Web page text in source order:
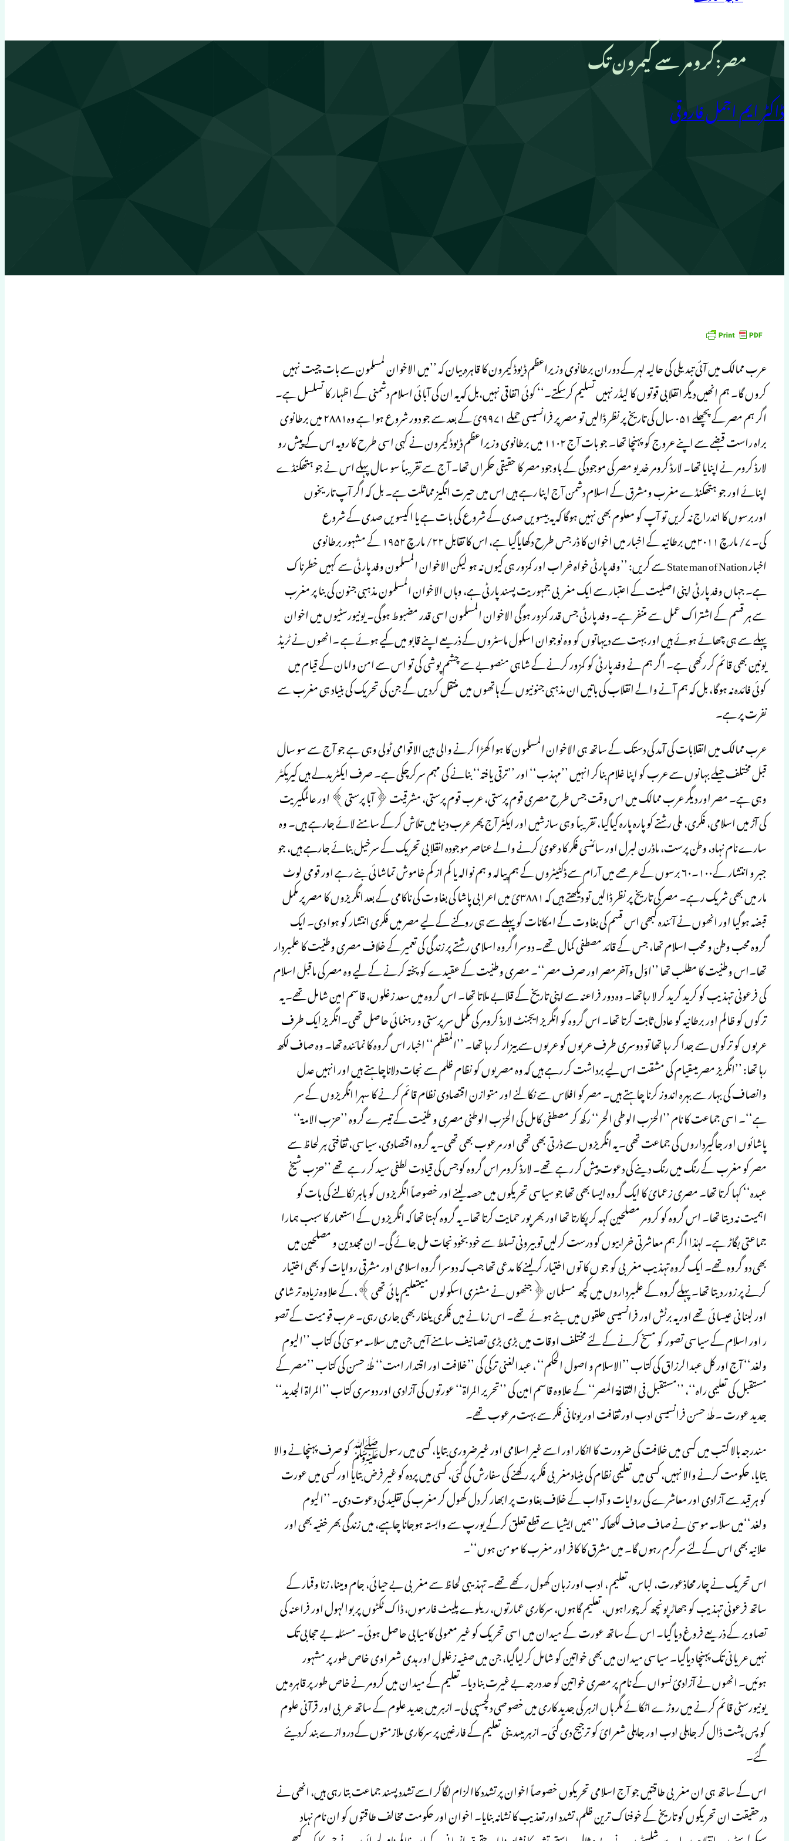
مصر:کرومر سے کیمرون تک
ڈاکٹر ایم اجمل فاروقی
عرب ممالک میں آئی تبدیلی کی حالیہ لہر کے دوران برطانوی وزیراعظم ڈیوڈ کیمرون کا قاہرہ بیان کہ ’’میں الاخوان لمسلمون سے بات چیت نہیں
کروں گا۔ ہم انھیں دیگر انقلابی قوتوں کا لیڈر نہیں تسلیم کرسکتے۔‘‘ کوئی اتفاقی نہیں،بل کہ یہ ان کی آبائی اسلام دشمنی کے اظہار کا تسلسل ہے۔
اگر ہم مصر کے پچھلے ۰۵۱ سال کی تاریخ پر نظر ڈالیں تو مصر پر فرانسیسی حملے ۹۹۷۱ئ کے بعد سے جو دور شروع ہوا ہے وہ۲۸۸۱ میں برطانوی
براہ راست قبضے سے اپنے عروج کو پہنچا تھا۔ جو بات آج ۱۱۰۲ میں برطانوی وزیراعظم ڈیوڈ کیمرون نے کہی اسی طرح کا رویہ اس کے پیش رو
لارڈ کرومر نے اپنایا تھا۔ لارڈ کرومر خدیو مصر کی موجودگی کے باوجود مصر کا حقیقی حکمراں تھا۔ آج سے تقریباً سو سال پہلے اس نے جو ہتھکنڈے
اپنائے اور جو ہتھکنڈے مغرب ومشرق کے اسلام دشمن آج اپنا رہے ہیں اس میں حیرت انگیز مماثلت ہے۔ بل کہ اگر آپ تاریخوں
اوربرسوں کا اندراج نہ کریں تو آپ کو معلوم بھی نہیں ہوگا کہ یہ بیسویں صدی کے شروع کی بات ہے یا اکیسویں صدی کے شروع
کی۔ ۷/ مارچ ۲۰۱۱میں برطانیہ کے اخبار میں اخوان کا ڈر جس طرح دکھایاگیا ہے، اس کا تقابل ۲۲/ مارچ ۱۹۵۲ کے مشہور برطانوی
اخبار State man of Nation سے کریں: ’’وفد پارٹی خواہ خراب اور کمزور ہی کیوں نہ ہو لیکن الاخوان المسلمون وفد پارٹی سے کہیں خطرناک
ہے۔ جہاں وفد پارٹی اپنی اصلیت کے اعتبار سے ایک مغربی جمہوریت پسند پارٹی ہے، وہاں الاخوان المسلمون مذہبی جنون کی بنا پر مغرب
سے ہر قسم کے اشتراک عمل سے متنفر ہے۔ وفد پارٹی جس قدر کمزور ہوگی الاخوان المسلمون اسی قدر مضبوط ہوگی۔ یونیورسٹیوں میں اخوان
پہلے سے ہی چھائے ہوئے ہیں اور بہت سے دیہاتوں کو وہ نوجوان اسکول ماسٹروں کے ذریعے اپنے قابو میں کیے ہوئے ہے ۔انھوں نے ٹریڈ
یونین بھی قائم کر رکھی ہے۔ اگر ہم نے وفد پارٹی کو کمزور کرنے کے شاہی منصوبے سے چشم پوشی کی تو اس سے امن وامان کے قیام میں
کوئی فائدہ نہ ہوگا، بل کہ ہم آنے والے انقلاب کی باتیں ان مذہبی جنونیوں کے ہاتھوں میں منتقل کردیں گے جن کی تحریک کی بنیاد ہی مغرب سے
نفرت پر ہے۔
عرب ممالک میں انقلابات کی آمد کی دستک کے ساتھ ہی الاخوان المسلمون کا ہوا کھڑا کرنے والی بین الاقوامی ٹولی وہی ہے جو آج سے سو سال
قبل مختلف حیلے بہانوں سے عرب کو اپنا غلام بناکر انہیں ’’مہذب‘‘ اور ’’ترقی یافتہ‘‘ بنانے کی مہم سرکرچکی ہے۔ صرف ایکٹر بدلے ہیں کیریکٹر
وہی ہے۔ مصر اور دیگر عرب ممالک میں اس وقت جس طرح مصری قوم پرستی، عرب قوم پرستی، مشرقیت ﴿آبا پرستی﴾ اور عالمگیریت
کی آڑ میں اسلامی، فکری، ملی رشتے کو پارہ پارہ کیاگیا، تقریباً وہی سازشیں اور ایکٹر آج پھر عرب دنیا میں تلاش کرکے سامنے لائے جارہے ہیں۔ وہ
سارے نام نہاد، وطن پرست، ماڈرن لبرل اور سائنسی فکر کا دعویٰ کرنے والے عناصر موجودہ انقلابی تحریک کے سرخیل بنائے جارہے ہیں، جو
جبر و انتشار کے۱۰۰۔۶۰ برسوں کے عرصے میں آرام سے ڈکٹیٹروں کے ہم پیالہ و ہم نوالہ یا کم از کم خاموش تماشائی بنے رہے اور قومی لوٹ
مار میں بھی شریک رہے۔ مصر کی تاریخ پر نظر ڈالیں تو دیکھتے ہیں کہ ۳۸۸۱ئ میں اعرابی پاشا کی بغاوت کی ناکامی کے بعد انگریزوں کا مصر پر مکمل
قبضہ ہوگیا اور انھوں نے آئندہ کبھی اس قسم کی بغاوت کے امکانات کو پہلے سے ہی روکنے کے لیے مصر میں فکری انتشار کو ہوا دی۔ ایک
گروہ محب وطن و محب اسلام تھا، جس کے قائد مصطفی کمال تھے۔ دوسرا گروہ اسلامی رشتے پر زندگی کی تعمیر کے خلاف مصری وطنیت کا علمبردار
تھا۔اس وطنیت کا مطلب تھا ’’اوّل وآخرمصر اور صرف مصر‘‘۔ مصری وطنیت کے عقیدے کو پختہ کرنے کے لیے وہ مصر کی ماقبل اسلام
کی فرعونی تہذیب کو کرید کرید کر لا رہاتھا۔ وہ دور فراعنہ سے اپنی تاریخ کے قلابے ملاتا تھا۔ اس گروہ میں سعد زغلوں، قاسم امین شامل تھے۔ یہ
ترکوں کو ظالم اور برطانیہ کو عادل ثابت کرتا تھا۔ اس گروہ کو انگریز ایجنٹ لارڈ کرومر کی مکمل سرپرستی و رہنمائی حاصل تھی۔انگریز ایک طرف
عربوں کو ترکوں سے جدا کر رہا تھا تو دوسری طرف عربوں کو عربوں سے بیزار کر رہا تھا۔ ’’المقطم‘‘ اخبار اس گروہ کا نمائندہ تھا۔ وہ صاف لکھ
رہا تھا: ’’انگریز مصر میںقیام کی مشقت اس لیے برداشت کر رہے ہیں کہ وہ مصریوں کو نظام ظلم سے نجات دلاناچاہتے ہیں اور انہیں عدل
وانصاف کی بہار سے بہرہ اندوز کرنا چاہتے ہیں۔ مصر کو افلاس سے نکالنے اور متوازن اقتصادی نظام قائم کرنے کا سہرا انگریزوں کے سر
ہے‘‘۔ اسی جماعت کا نام ’’الحزب الوطی الحر‘‘ رکھ کر مصطفی کامل کی الحزب الوطنی مصری و طنیت کے تیسرے گروہ ’’حزب الامۃ‘‘
پاشائوں اور جاگیرداروں کی جماعت تھی۔ یہ انگریزوں سے ڈرتی بھی تھی اور مرعوب بھی تھی۔ یہ گروہ اقتصادی، سیاسی، ثقافتی ہر لحاظ سے
مصر کو مغرب کے رنگ میں رنگ دینے کی دعوت پیش کر رہے تھے۔ لارڈ کرومر اس گروہ کوجس کی قیادت لطفی سید کر رہے تھے ’’حزب شیخ
عبدہ‘‘ کہا کرتا تھا۔ مصری زعمائ کا ایک گروہ ایسا بھی تھا جو سیاسی تحریکوں میں حصہ لینے اور خصوصاً انگریزوں کو باہر نکالنے کی بات کو
اہمیت نہ دیتا تھا۔ اس گروہ کو کرومر مصلحین کہہ کر پکارتا تھا اور بھرپور حمایت کرتا تھا۔ یہ گروہ کہتا تھا کہ انگریزوں کے استعمار کا سبب ہمارا
جماعتی بگاڑ ہے۔ لہٰذا اگر ہم معاشرتی خرابیوں کو درست کرلیں تو بیرونی تسلط سے خود بخود نجات مل جائے گی۔ ان مجددین و مصلحین میں
بھی دو گروہ تھے۔ ایک گروہ تہذیب مغربی کو جو ں کا توں اختیار کرلینے کا مدعی تھا جب کہ دوسرا گروہ اسلامی اور مشرقی روایات کو بھی اختیار
کرنے پر زور دیتا تھا۔ پہلے گروہ کے علمبرداروں میں کچھ مسلمان ﴿جنھوں نے مشنری اسکولوں میںتعلیم پائی تھی﴾، کے علاوہ زیادہ تر شامی
اور لبنانی عیسائی تھے اور یہ برٹش اور فرانسیسی حلقوں میں بٹے ہوئے تھے۔ اس زمانے میں فکری یلغار بھی جاری رہی۔ عرب قومیت کے تصو
ر اور اسلام کے سیاسی تصور کو مسخ کرنے کے لئے مختلف اوقات میں بڑی بڑی تصانیف سامنے آئیں جن میں سلاسہ موسیٰ کی کتاب ’’الیوم
ولغد‘‘ آج اور کل عبدالرزاق کی کتاب ’’الاسلام و اصول الحکم‘‘ ، عبدالغنی ترکی کی ’’خلافت اور اقتدار امت‘‘ طٰہٰ حسن کی کتاب ’’مصر کے
مستقبل کی تعلیمی راہ‘‘، ’’مستقبل فی الثقافۃ المصر‘‘ کے علاوہ قاسم امین کی ’’تحریر المراۃ‘‘ عورتوں کی آزادی اور دوسری کتاب ’’المراۃ الجدید‘‘
جدید عورت ۔طٰہٰ حسن فرانسیسی ادب اور ثقافت اور یونانی فکر سے بہت مرعوب تھے۔
مندرجہ بالا کتب میں کسی میں خلافت کی ضرورت کا انکار اور اسے غیر اسلامی اور غیرضروری بتایا، کسی میں رسولﷺ کو صرف پہنچانے والا
بتایا، حکومت کرنے والا نہیں، کسی میں تعلیمی نظام کی بنیادمغربی فکر پر رکھنے کی سفارش کی گئی، کسی میں پردہ کو غیر فرض بتایا اور کسی میں عورت
کو ہر قید سے آزادی اور معاشرے کی روایات و آداب کے خلاف بغاوت پر ابھار کر دل کھول کر مغرب کی تقلید کی دعوت دی۔ ’’الیوم
ولغد‘‘میں سلاسہ موسیٰ نے صاف صاف لکھاکہ ’’ہمیں ایشیا سے قطع تعلق کرکے یورپ سے وابستہ ہوجانا چاہیے، میں زندگی بھر خفیہ بھی اور
علانیہ بھی اس کے لئے سرگرم رہوں گا۔ میں مشرق کا کافر اور مغرب کا مومن ہوں‘‘۔
اس تحریک نے چار محاذعورت، لباس، تعلیم ، ادب اور زبان کھول رکھے تھے۔ تہذیبی لحاظ سے مغربی بے حیائی، جام ومینا، زنا وقمار کے
ساتھ فرعونی تہذیب کو جھاڑ پونچھ کر چوراہوں، تعلیم گاہوں، سرکاری عمارتوں، ریلوے پلیٹ فارموں، ڈاک ٹکٹوں پر بوالہول اور فراعنہ کی
تصاویر کے ذریعے فروغ دیا گیا۔ اس کے ساتھ عورت کے میدان میں اسی تحریک کو غیر معمولی کامیابی حاصل ہوئی۔ مسئلہ بے حجابی تک
نہیں عریانی تک پہنچا دیاگیا۔ سیاسی میدان میں بھی خواتین کو شامل کرلیاگیا، جن میں صفیہ زغلول اور ہدی شعراوی خاص طور پر مشہور
ہوئیں۔ انھوں نے آزادیٔ نسواں کے نام پر مصری خواتین کو حد درجہ بے غیرت بنا دیا۔ تعلیم کے میدان میں کرومر نے خاص طور پر قاہرہ میں
یونیورسٹی قائم کرنے میں روڑے اٹکائے مگر ہاں ازہر کی جدید کاری میں خصوصی دلچسپی لی۔ ازہر میں جدید علوم کے ساتھ عربی اور قرآنی علوم
کو پس پشت ڈال کر جاہلی ادب اور جاہلی شعرائ کو ترجیح دی گئی۔ ازہر میںدینی تعلیم کے فارغین پر سرکاری ملازمتوں کے دروازے بند کردیئے
گئے۔
اس کے ساتھ ہی ان مغربی طاقتیں جو آج اسلامی تحریکوں خصوصاً اخوان پر تشدد کاالزام لگاکر اسے تشدد پسند جماعت بتا رہی ہیں، انھی نے
درحقیقت ان تحریکوں کو تاریخ کے خوفناک ترین ظلم، تشدد اور تعذیب کا نشانہ بنایا۔ اخوان اور حکومت مخالف طاقتوں کو ان نام نہاد